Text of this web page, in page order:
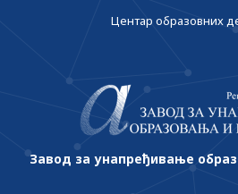
Центар образовних
Завод за унапређивање